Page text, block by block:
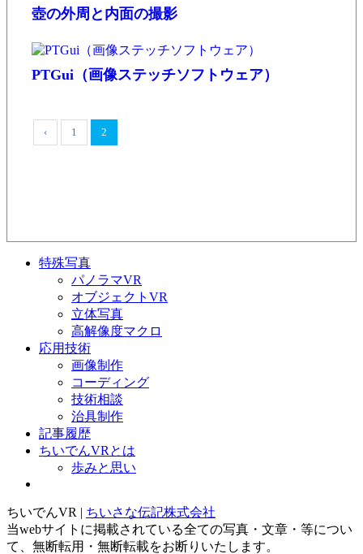
壺の外周と内面の撮影
PTGui（画像ステッチソフトウェア）
‹ 1 2
特殊写真
パノラマVR
オブジェクトVR
立体写真
高解像度マクロ
応用技術
画像制作
コーディング
技術相談
治具制作
記事履歴
ちいでんVRとは
歩みと思い
ちいでんVR | ちいさな伝記株式会社
当webサイトに掲載されている全ての写真・文章・等につい
て、無断転用・無断転載をお断りいたします。